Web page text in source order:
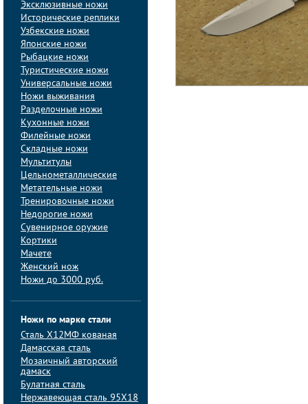
Эксклюзивные ножи
Исторические реплики
Узбекские ножи
Японские ножи
Рыбацкие ножи
Туристические ножи
Универсальные ножи
Ножи выживания
Разделочные ножи
Кухонные ножи
Филейные ножи
Складные ножи
Мультитулы
Цельнометаллические
Метательные ножи
Тренировочные ножи
Недорогие ножи
Сувенирное оружие
Кортики
Мачете
Женский нож
Ножи до 3000 руб.
Ножи по марке стали
Сталь Х12МФ кованая
Дамасская сталь
Мозаичный авторский
дамаск
Булатная сталь
Нержавеющая сталь 95Х18